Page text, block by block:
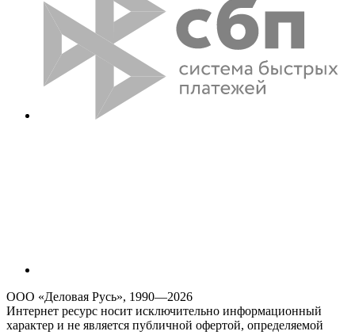
ООО «Деловая Русь», 1990—2026
Интернет ресурс носит исключительно информационный
характер и не является публичной офертой, определяемой